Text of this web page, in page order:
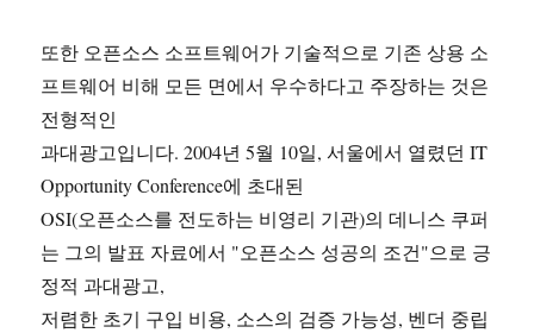
또한 오픈소스 소프트웨어가 기술적으로 기존 상용 소
프트웨어 비해 모든 면에서 우수하다고 주장하는 것은
전형적인
과대광고입니다. 2004년 5월 10일, 서울에서 열렸던 IT
Opportunity Conference에 초대된
OSI(오픈소스를 전도하는 비영리 기관)의 데니스 쿠퍼
는 그의 발표 자료에서 "오픈소스 성공의 조건"으로 긍
정적 과대광고,
저렴한 초기 구입 비용, 소스의 검증 가능성, 벤더 중립